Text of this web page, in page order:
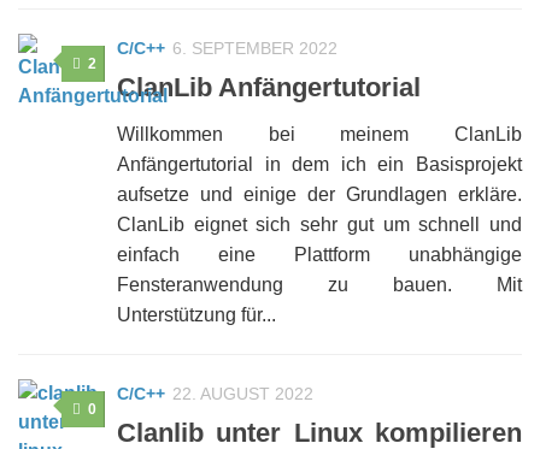
2
C/C++ 6. SEPTEMBER 2022
ClanLib Anfängertutorial
Willkommen bei meinem ClanLib
Anfängertutorial in dem ich ein Basisprojekt
aufsetze und einige der Grundlagen erkläre.
ClanLib eignet sich sehr gut um schnell und
einfach eine Plattform unabhängige
Fensteranwendung zu bauen. Mit
Unterstützung für...
0
C/C++ 22. AUGUST 2022
Clanlib unter Linux kompilieren